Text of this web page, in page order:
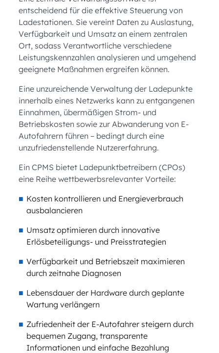
entscheidend für die effektive Steuerung von
Ladestationen. Sie vereint Daten zu Auslastung,
Verfügbarkeit und Umsatz an einem zentralen
Ort, sodass Verantwortliche verschiedene
Leistungskennzahlen analysieren und umgehend
geeignete Maßnahmen ergreifen können.
Eine unzureichende Verwaltung der Ladepunkte
innerhalb eines Netzwerks kann zu entgangenen
Einnahmen, übermäßigen Strom- und
Betriebskosten sowie zur Abwanderung von E-
Autofahrern führen – bedingt durch eine
unzufriedenstellende Nutzererfahrung.
Ein CPMS bietet Ladepunktbetreibern (CPOs)
eine Reihe wettbewerbsrelevanter Vorteile:
Kosten kontrollieren und Energieverbrauch
ausbalancieren
Umsatz optimieren durch innovative
Erlösbeteiligungs- und Preisstrategien
Verfügbarkeit und Betriebszeit maximieren
durch zeitnahe Diagnosen
Lebensdauer der Hardware durch geplante
Wartung verlängern
Zufriedenheit der E-Autofahrer steigern durch
bequemen Zugang, transparente
Informationen und einfache Bezahlung